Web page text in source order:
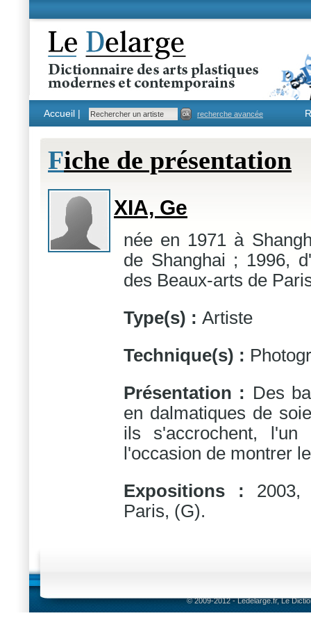
Accueil | recherche avancée
Fiche de présentation
XIA, Ge
née en 1971 à
de Shanghai ; 1996,
des Beaux-arts de
Type(s) : Artiste
Technique(s) :
Présentation : Des
en dalmatiques de
ils s'accrochent,
l'occasion de montrer
Expositions : 2003,
Paris, (G).
© 2009-2012 - Ledelarge.fr, Le